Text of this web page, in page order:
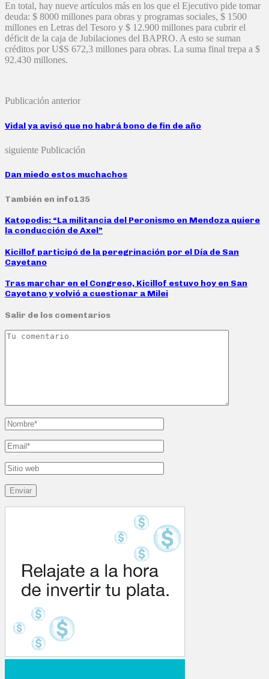
En total, hay nueve artículos más en los que el Ejecutivo pide tomar
deuda: $ 8000 millones para obras y programas sociales, $ 1500
millones en Letras del Tesoro y $ 12.900 millones para cubrir el
déficit de la caja de Jubilaciones del BAPRO. A esto se suman
créditos por U$S 672,3 millones para obras. La suma final trepa a $
92.430 millones.
Publicación anterior
Vidal ya avisó que no habrá bono de fin de año
siguiente Publicación
Dan miedo estos muchachos
También en info135
Katopodis: “La militancia del Peronismo en Mendoza quiere
la conducción de Axel”
Kicillof participó de la peregrinación por el Día de San
Cayetano
Tras marchar en el Congreso, Kicillof estuvo hoy en San
Cayetano y volvió a cuestionar a Milei
Salir de los comentarios